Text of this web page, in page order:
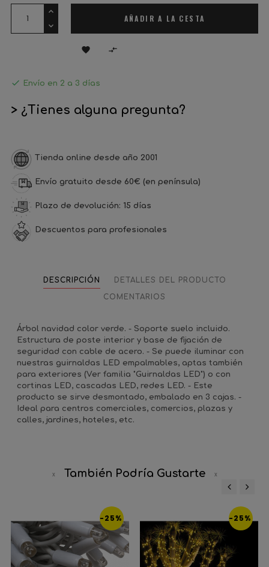
AÑADIR A LA CESTA
 
 Envío en 2 a 3 días
> ¿Tienes alguna pregunta?
Tienda online desde año 2001
Envío gratuito desde 60€ (en península)
Plazo de devolución: 15 días
Descuentos para profesionales
DESCRIPCIÓN
DETALLES DEL PRODUCTO
COMENTARIOS
Árbol navidad color verde. - Soporte suelo incluido.
Estructura de poste interior y base de fijación de
seguridad con cable de acero. - Se puede iluminar con
nuestras guirnaldas LED empalmables, aptas también
para exteriores (Ver familia "Guirnaldas LED") o con
cortinas LED, cascadas LED, redes LED. - Este
producto se sirve desmontado, embalado en 3 cajas. -
Ideal para centros comerciales, comercios, plazas y
calles, jardines, hoteles, etc.
También Podría Gustarte
-25% -25%